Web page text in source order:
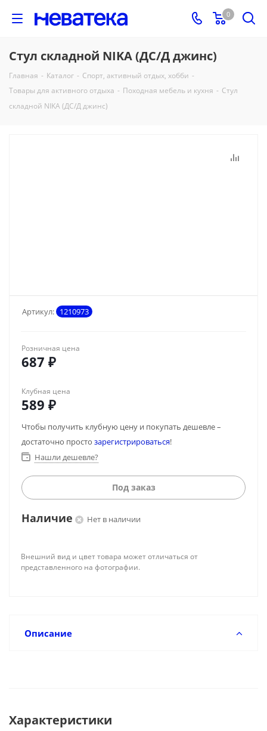
0
Стул складной NIKA (ДС/Д джинс)
Главная - Каталог - Спорт, активный отдых, хобби -
Товары для активного отдыха - Походная мебель и кухня - Стул
складной NIKA (ДС/Д джинс)
Артикул: 1210973
Розничная цена
687 ₽
Клубная цена
589 ₽
Чтобы получить клубную цену и покупать дешевле –
достаточно просто зарегистрироваться!
Нашли дешевле?
Под заказ
Наличие Нет в наличии
Внешний вид и цвет товара может отличаться от
представленного на фотографии.
Описание
Характеристики